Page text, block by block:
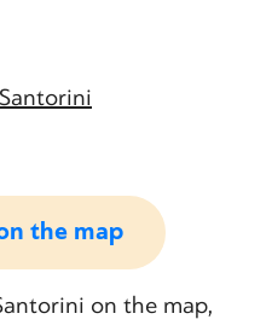
the map
on the map,